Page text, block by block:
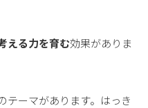
える力を育む効果がありま
テーマがあります。はっき